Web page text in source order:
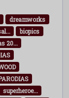
dreamworks
biopics
20...
superheroe...